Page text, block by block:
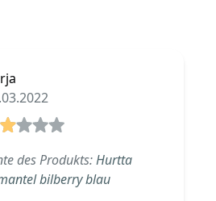
des Produkts:Hurtta
bilberry blau